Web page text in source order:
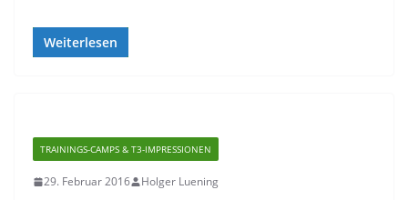
Weiterlesen
TRAININGS-CAMPS & T3-IMPRESSIONEN
29. Februar 2016 Holger Luening